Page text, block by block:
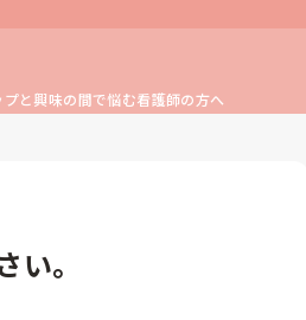
と興味の間で悩む看護師の方へ
。